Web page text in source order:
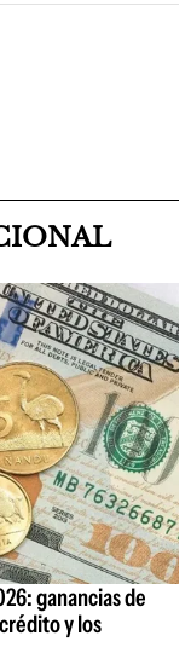
ganancias de
y los